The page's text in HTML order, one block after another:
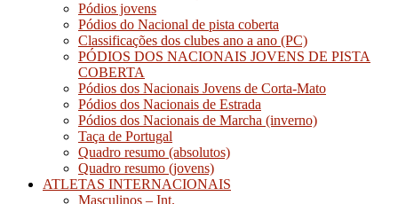
Pódios jovens
Pódios do Nacional de pista coberta
Classificações dos clubes ano a ano (PC)
PÓDIOS DOS NACIONAIS JOVENS DE PISTA
COBERTA
Pódios dos Nacionais Jovens de Corta-Mato
Pódios dos Nacionais de Estrada
Pódios dos Nacionais de Marcha (inverno)
Taça de Portugal
Quadro resumo (absolutos)
Quadro resumo (jovens)
ATLETAS INTERNACIONAIS
Masculinos – Int.